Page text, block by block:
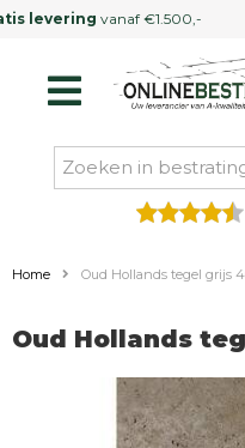
Kleinere
Home Oud Hollands tegel grijs
Oud Hollands